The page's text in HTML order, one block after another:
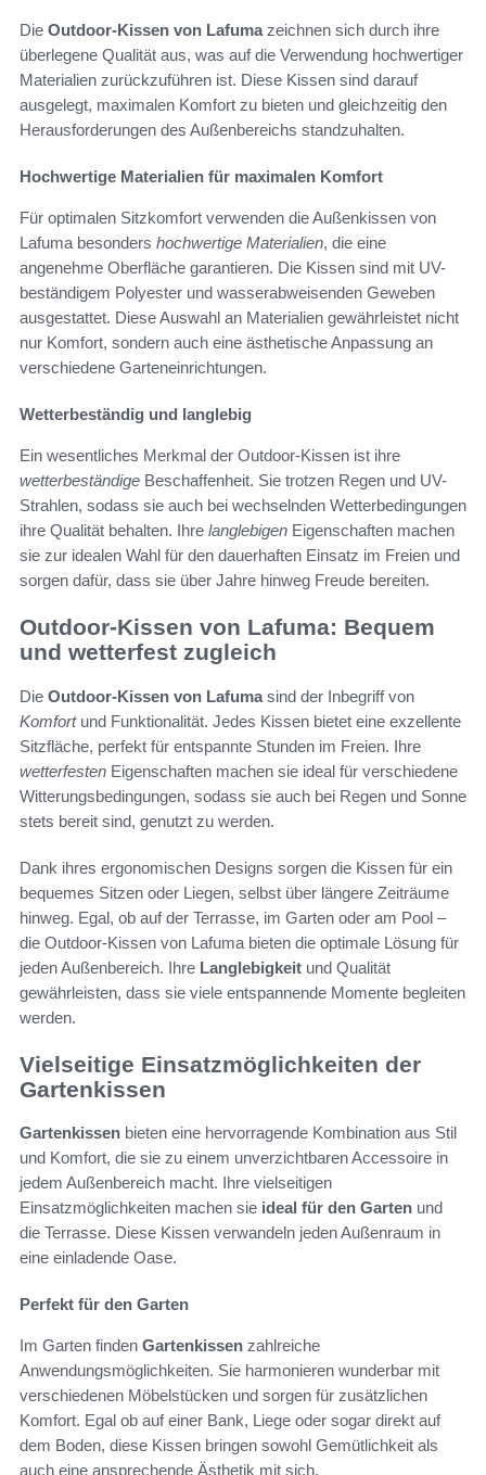
Die Outdoor-Kissen von Lafumazeichnen sich durch ihre
überlegene Qualität aus, was auf die Verwendung hochwertiger
Materialien zurückzuführen ist. Diese Kissen sind darauf
ausgelegt, maximalen Komfort zu bieten und gleichzeitig den
Herausforderungen des Außenbereichs standzuhalten.
Hochwertige Materialien für maximalen Komfort
Für optimalen Sitzkomfort verwenden die Außenkissen von
Lafuma besonders hochwertige Materialien, die eine
angenehme Oberfläche garantieren. Die Kissen sind mit UV-
beständigem Polyester und wasserabweisenden Geweben
ausgestattet. Diese Auswahl an Materialien gewährleistet nicht
nur Komfort, sondern auch eine ästhetische Anpassung an
verschiedene Garteneinrichtungen.
Wetterbeständig und langlebig
Ein wesentliches Merkmal der Outdoor-Kissen ist ihre
wetterbeständige Beschaffenheit. Sie trotzen Regen und UV-
Strahlen, sodass sie auch bei wechselnden Wetterbedingungen
ihre Qualität behalten. Ihre langlebigen Eigenschaften machen
sie zur idealen Wahl für den dauerhaften Einsatz im Freien und
sorgen dafür, dass sie über Jahre hinweg Freude bereiten.
Outdoor-Kissen von Lafuma: Bequem
und wetterfest zugleich
Die Outdoor-Kissen von Lafumasind der Inbegriff von
Komfortund Funktionalität. Jedes Kissen bietet eine exzellente
Sitzfläche, perfekt für entspannte Stunden im Freien. Ihre
wetterfesten Eigenschaften machen sie ideal für verschiedene
Witterungsbedingungen, sodass sie auch bei Regen und Sonne
stets bereit sind, genutzt zu werden.
Dank ihres ergonomischen Designs sorgen die Kissen für ein
bequemes Sitzen oder Liegen, selbst über längere Zeiträume
hinweg. Egal, ob auf der Terrasse, im Garten oder am Pool –
die Outdoor-Kissen von Lafuma bieten die optimale Lösung für
jeden Außenbereich. Ihre Langlebigkeit und Qualität
gewährleisten, dass sie viele entspannende Momente begleiten
werden.
Vielseitige Einsatzmöglichkeiten der
Gartenkissen
Gartenkissen bieten eine hervorragende Kombination aus Stil
und Komfort, die sie zu einem unverzichtbaren Accessoire in
jedem Außenbereich macht. Ihre vielseitigen
Einsatzmöglichkeiten machen sie ideal für den Garten und
die Terrasse. Diese Kissen verwandeln jeden Außenraum in
eine einladende Oase.
Perfekt für den Garten
Im Garten finden Gartenkissen zahlreiche
Anwendungsmöglichkeiten. Sie harmonieren wunderbar mit
verschiedenen Möbelstücken und sorgen für zusätzlichen
Komfort. Egal ob auf einer Bank, Liege oder sogar direkt auf
dem Boden, diese Kissen bringen sowohl Gemütlichkeit als
auch eine ansprechende Ästhetik mit sich.